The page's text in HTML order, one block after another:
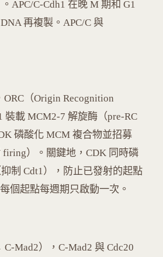
。APC/C-Cdh1 在晚 M 期和 G1
再複製。APC/C 與
（Origin Recognition
裝載 MCM2-7 解旋酶（pre-RC
磷酸化 MCM 複合物並招募
firing）。關鍵地，CDK 同時磷
制 Cdt1），防止已發射的起點
個起點每週期只啟動一次。
Mad2），C-Mad2 與 Cdc20